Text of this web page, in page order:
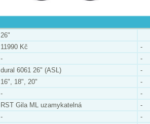
26"
11990 Kč
-
-
-
dural 6061 26" (ASL)
-
16", 18", 20"
-
-
-
RST Gila ML uzamykatelná
-
-
-